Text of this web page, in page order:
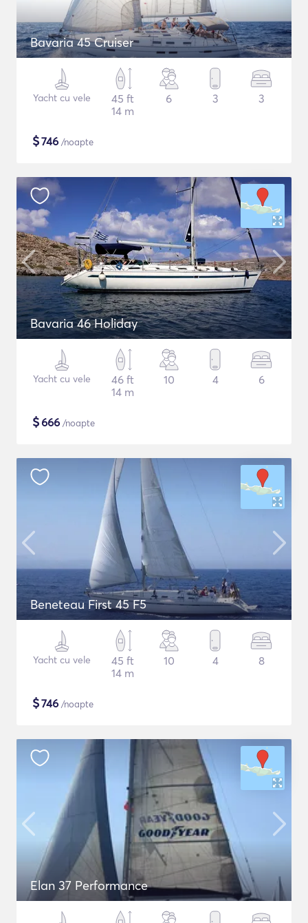
Bavaria 45 Cruiser
Yacht cu vele
45 ft
14 m
6 3 3
$746 /noapte
Bavaria 46 Holiday
Yacht cu vele
46 ft
14 m
10 4 6
$666 /noapte
Beneteau First 45 F5
Yacht cu vele
45 ft
14 m
10 4 8
$746 /noapte
Elan 37 Performance